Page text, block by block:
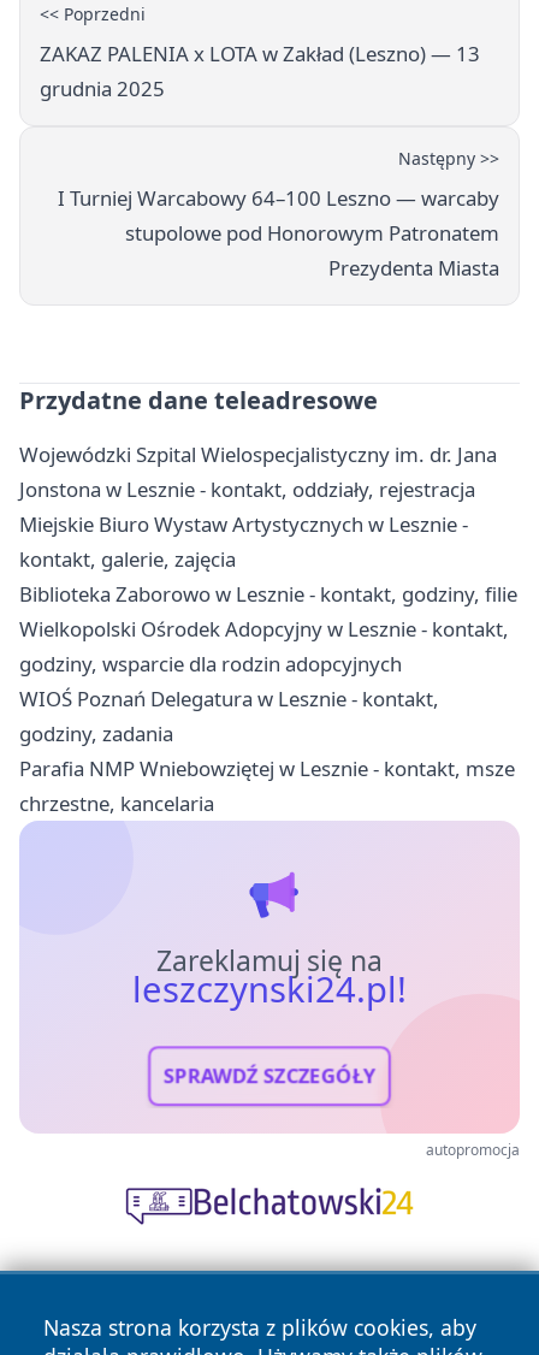
<< Poprzedni
ZAKAZ PALENIA x LOTA w Zakład (Leszno) — 13
grudnia 2025
Następny >>
I Turniej Warcabowy 64–100 Leszno — warcaby
stupolowe pod Honorowym Patronatem
Prezydenta Miasta
Przydatne dane teleadresowe
Wojewódzki Szpital Wielospecjalistyczny im. dr. Jana
Jonstona w Lesznie - kontakt, oddziały, rejestracja
Miejskie Biuro Wystaw Artystycznych w Lesznie -
kontakt, galerie, zajęcia
Biblioteka Zaborowo w Lesznie - kontakt, godziny, filie
Wielkopolski Ośrodek Adopcyjny w Lesznie - kontakt,
godziny, wsparcie dla rodzin adopcyjnych
WIOŚ Poznań Delegatura w Lesznie - kontakt,
godziny, zadania
Parafia NMP Wniebowziętej w Lesznie - kontakt, msze
chrzestne, kancelaria
Zareklamuj się na
leszczynski24.pl!
SPRAWDŹ SZCZEGÓŁY
autopromocja
Nasza strona korzysta z plików cookies, aby